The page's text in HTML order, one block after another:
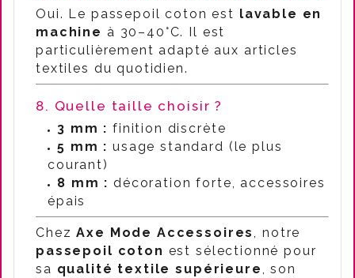
Oui. Le passepoil coton est lavable en
machine à 30–40°C. Il est
particulièrement adapté aux articles
textiles du quotidien.
8. Quelle taille choisir ?
3 mm : finition discrète
5 mm : usage standard (le plus
courant)
8 mm : décoration forte, accessoires
épais
ChezAxe Mode Accessoires
, notre
passepoil coton est sélectionné pour
sa qualité textile supérieure
, son